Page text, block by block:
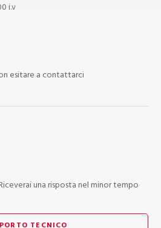
i.v
esitare a contattarci
una risposta nel minor tempo
TECNICO